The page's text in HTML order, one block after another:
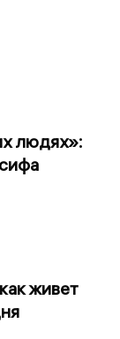
людях»:
живет